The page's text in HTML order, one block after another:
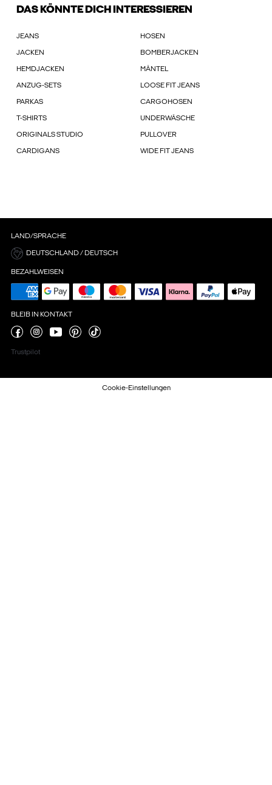
DAS KÖNNTE DICH INTERESSIEREN
JEANS HOSEN
JACKEN BOMBERJACKEN
HEMDJACKEN MÄNTEL
ANZUG-SETS LOOSE FIT JEANS
PARKAS CARGOHOSEN
T-SHIRTS UNDERWÄSCHE
ORIGINALS STUDIO PULLOVER
CARDIGANS WIDE FIT JEANS
LAND/SPRACHE
DEUTSCHLAND / DEUTSCH
BEZAHLWEISEN
BLEIB IN KONTAKT
Trustpilot
Cookie-Einstellungen